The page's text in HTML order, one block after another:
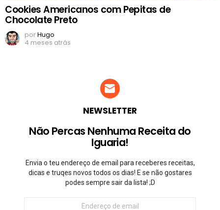
Cookies Americanos com Pepitas de
Chocolate Preto
porHugo
4 meses atrás
NEWSLETTER
Não Percas Nenhuma Receita do
Iguaria!
Envia o teu endereço de email para receberes receitas,
dicas e truqes novos todos os dias! E se não gostares
podes sempre sair da lista! ;D
Endereço